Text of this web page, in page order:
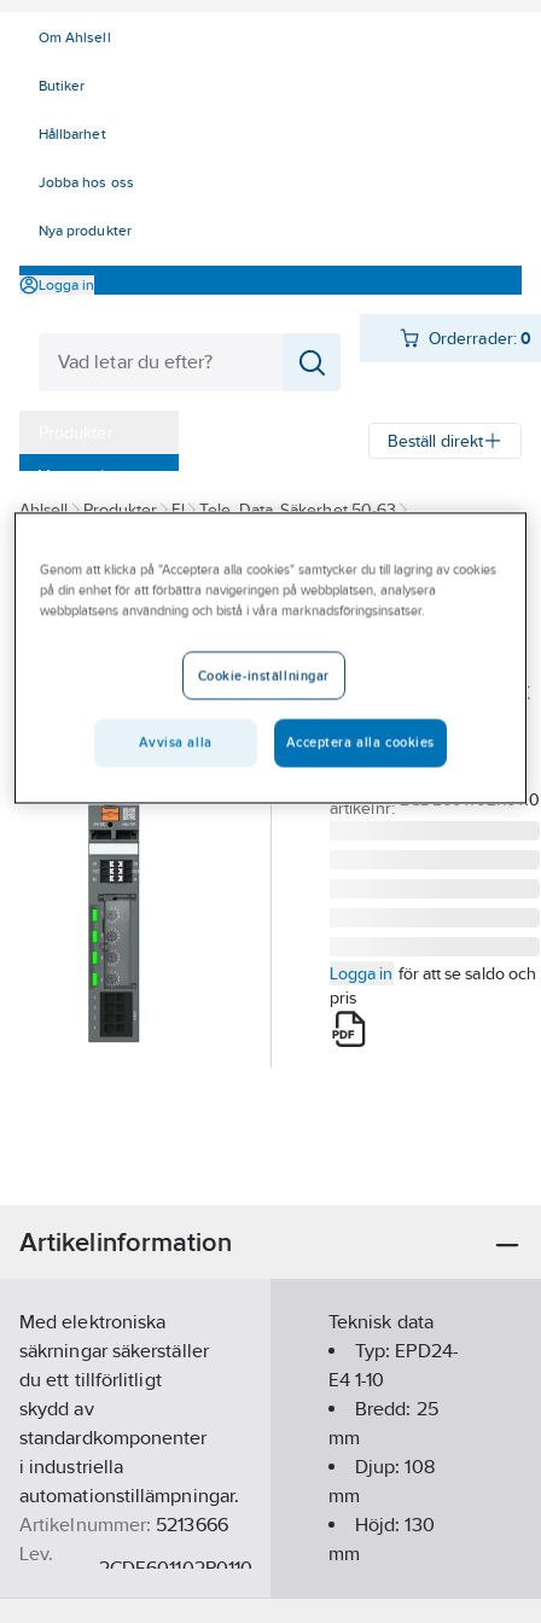
Om Ahlsell
Butiker
Hållbarhet
Jobba hos oss
Nya produkter
Logga in
Orderrader:0
Varumärken
Kampanjer
Outlet
Branscher
Beställ direkt
Ahlsell Produkter El
Tele, Data, Säkerhet 50-63
ABB
Elektronisk
säkring EPD24
SÄKRING ELEKTRONISK
EPD 24-E4 EPD24-E4 1-
10
Artikelnummer:
artikelnr: 2CDE601102R0110
Logga in för att se saldo och
pris
Artikelinformation
Med elektroniska
säkrningar säkerställer
du ett tillförlitligt
skydd av
standardkomponenter
i industriella
automationstillämpningar.
Artikelnummer: 5213666
Lev.
2CDE601102R0110
Teknisk data
Typ: EPD24-
E4 1-10
Bredd: 25
mm
Djup:108
mm
Höjd:130
mm
Genom att klicka på "Acceptera alla cookies" samtycker du till lagring av cookies
på din enhet för att förbättra navigeringen på webbplatsen, analysera
webbplatsens användning och bistå i våra marknadsföringsinsatser.
Cookie-inställningar
Avvisa alla Acceptera alla cookies